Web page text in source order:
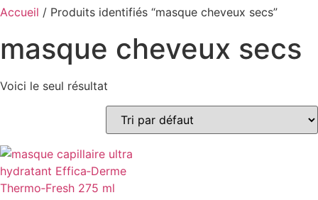
Accueil / Produits identifiés “masque cheveux secs”
masque cheveux secs
Voici le seul résultat